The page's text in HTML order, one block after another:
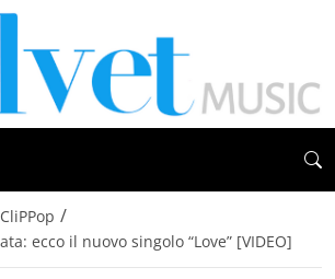
CliPPop /
ecco il nuovo singolo “Love” [VIDEO]